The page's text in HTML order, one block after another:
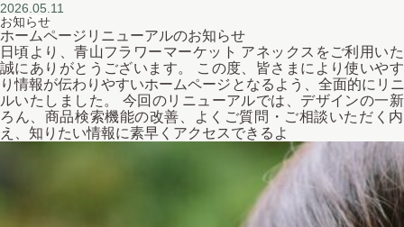
2026.05.11
お知らせ
ホームページリニューアルのお知らせ
日頃より、青山フラワーマーケット アネックスをご利用い
誠にありがとうございます。 この度、皆さまにより使いや
り情報が伝わりやすいホームページとなるよう、全面的にリ
ルいたしました。 今回のリニューアルでは、デザインの一
ろん、商品検索機能の改善、よくご質問・ご相談いただく
え、知りたい情報に素早くアクセスできるよ